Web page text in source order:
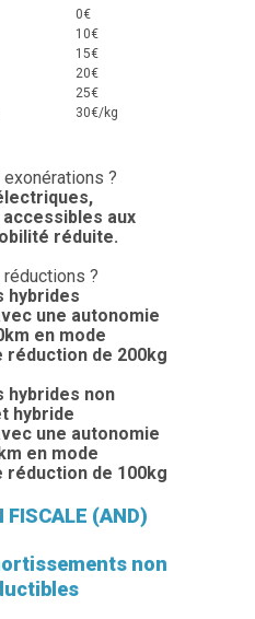
0€
10€
15€
20€
25€
30€/kg
?
aux
réduite.
?
hybrides
une autonomie
en mode
réduction de 200kg
hybrides non
hybride
une autonomie
en mode
réduction de 100kg
FISCALE (AND)
non